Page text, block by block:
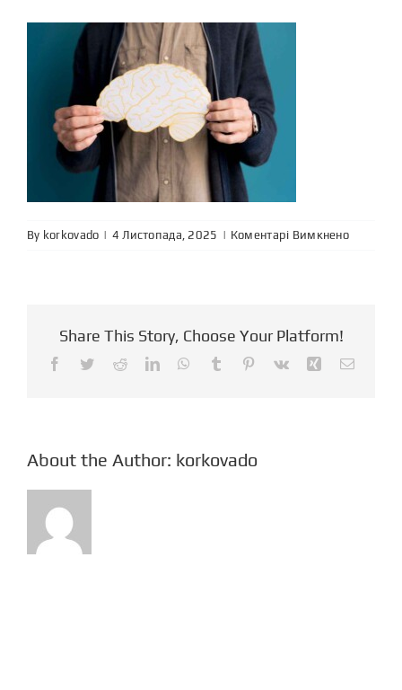
КОНТАКТИ
By korkovado | | Коментарі Вимкненодо
Share This Story, Choose Your Platform!
Facebook
TwitterRedditLinkedInWhatsApp
Tumblr Pinterest
Vk XingEmail
About the Author: korkovado